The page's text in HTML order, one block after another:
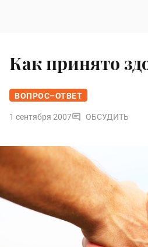
Как принято
ВОПРОС–ОТВЕТ
1 сентября 2007 ОБСУДИТЬ